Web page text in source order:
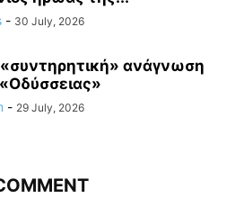
- 30 July, 2026
ανάγνωση
- 29 July, 2026